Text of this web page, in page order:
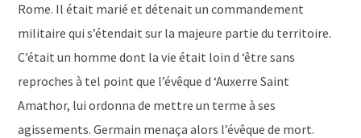
Rome. Il était marié et détenait un commandement
militaire qui s’étendait sur la majeure partie du territoire.
C’était un homme dont la vie était loin d ‘être sans
reproches à tel point que l’évêque d ‘Auxerre Saint
Amathor, lui ordonna de mettre un terme à ses
agissements. Germain menaça alors l’évêque de mort.